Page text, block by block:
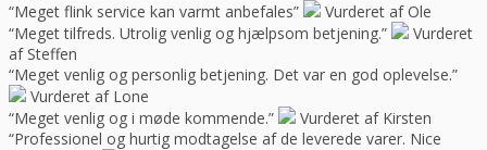
“Meget flink service kan varmt anbefales”
Vurderet af Ole
“Meget tilfreds. Utrolig venlig og hjælpsom betjening.”
Vurderet
af Steffen
“Meget venlig og personlig betjening. Det var en god oplevelse.”
Vurderet af Lone
“Meget venlig og i møde kommende.”
Vurderet af Kirsten
“Professionel og hurtig modtagelse af de leverede varer. Nice